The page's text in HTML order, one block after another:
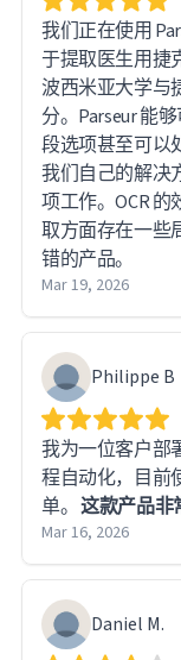
我们正在使用
于提取医生用捷
波西米亚大学与
分。Parseur 能
段选项甚至可以
我们自己的解决
项工作。OCR
取方面存在一些
错的产品。
Mar 19, 2026
Philippe B
我为一位客户部
程自动化，目前
单。 这款产品非
Mar 16, 2026
Daniel M.